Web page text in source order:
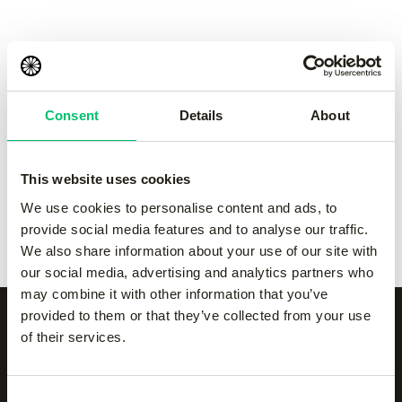
Consent Details About
This website uses cookies
We use cookies to personalise content and ads, to
provide social media features and to analyse our traffic.
We also share information about your use of our site with
our social media, advertising and analytics partners who
may combine it with other information that you’ve
provided to them or that they’ve collected from your use
of their services.
€7.50
€7.50
€7.50
Kadiri sock low -navy
€7.50
Kadiri sock low-white
€7.50
Alle categorieën op een